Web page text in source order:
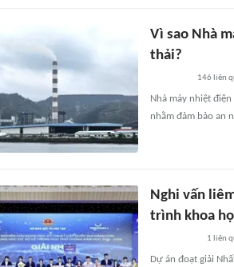
Vì sao Nhà
thải?
146 liên
Nhà máy nhiệt
nhằm đảm bảo an
Nghi vấn
trình khoa
1 liên
Dự án đoạt giải